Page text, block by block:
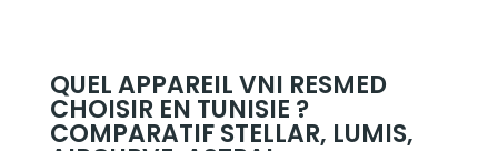
QUEL APPAREIL VNI RESMED
CHOISIR EN TUNISIE ?
COMPARATIF STELLAR, LUMIS,